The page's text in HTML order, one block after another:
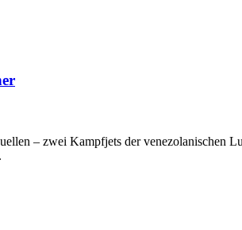
– zwei Kampfjets der